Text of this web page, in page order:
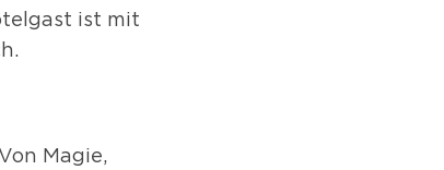
ist mit
Magie,